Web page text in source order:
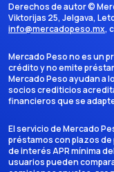
Derechos de autor ©
Viktorijas 25, Jelgava,
info@mercadopeso.mx,
Mercado Peso no es un
crédito y no emite
Mercado Peso ayudan a
socios crediticios
financieros que se
El servicio de Mercado
préstamos con plazos de
de interés APR mínima
usuarios pueden